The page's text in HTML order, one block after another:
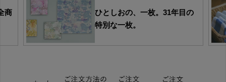
商
ひとしおの、一枚。31年目の
特別な一枚。